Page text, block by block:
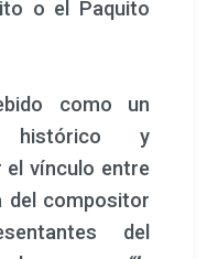
del colectivo
la
que
. Los
por su
señalar el
dentro de la